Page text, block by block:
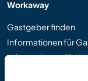
Workaway
Gastgeber finden
Informationen für
Informationen für